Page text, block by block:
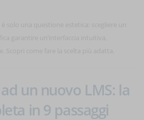
un nuovo LMS: la
in 9 passaggi